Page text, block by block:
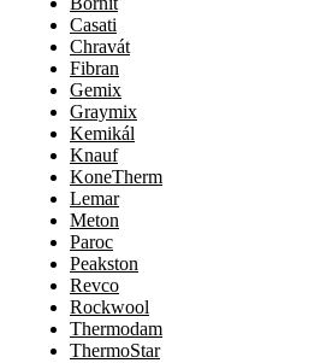
Casati
Chravát
Fibran
Gemix
Graymix
Kemikál
Knauf
KoneTherm
Lemar
Meton
Paroc
Peakston
Revco
Rockwool
Thermodam
ThermoStar